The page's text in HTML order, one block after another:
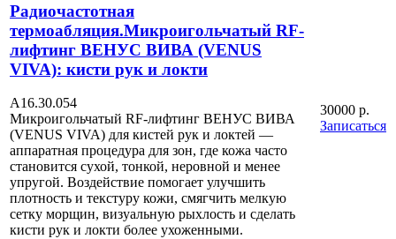
Радиочастотная
термоабляция.Микроигольчатый RF-
лифтинг ВЕНУС ВИВА (VENUS
VIVA): кисти рук и локти
А16.30.054
Микроигольчатый RF-лифтинг ВЕНУС ВИВА
(VENUS VIVA) для кистей рук и локтей —
аппаратная процедура для зон, где кожа часто
становится сухой, тонкой, неровной и менее
упругой. Воздействие помогает улучшить
плотность и текстуру кожи, смягчить мелкую
сетку морщин, визуальную рыхлость и сделать
кисти рук и локти более ухоженными.
30000 р.
Записаться